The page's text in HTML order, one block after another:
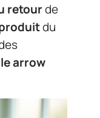
retourde
du
arrow